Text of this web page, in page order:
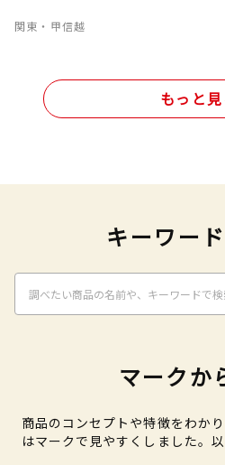
関東・甲信越
もっと
キーワー
マークか
商品のコンセプトや特徴をわか
はマークで見やすくしました。